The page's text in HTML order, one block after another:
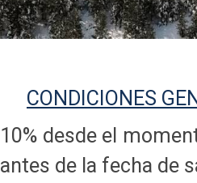
CONDICIONES
10% desde el
antes de la fecha de